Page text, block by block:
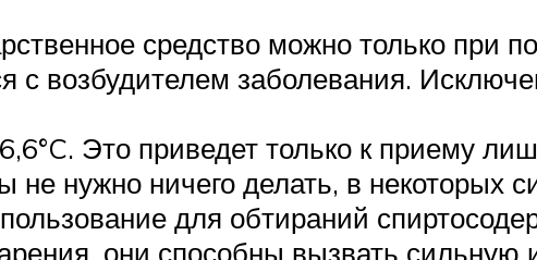
средство можно только при
с возбудителем заболевания.
Это приведет только к приему
нужно ничего делать, в некоторых
для обтираний
они способны вызвать